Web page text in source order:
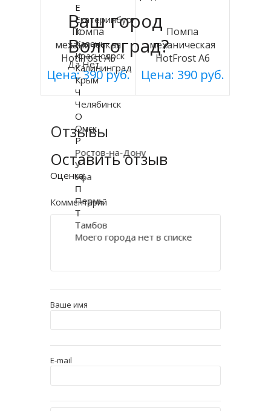
Помпа
механическая
HotFrost A6
(блистер)
Цена: 390 руб.
Помпа
механическая
HotFrost А6
Цена: 390 руб.
Отзывы
Оставить отзыв
Оценка:
Комментарий
Ваше имя
E-mail
Ваш город
Волгоград?
Да Нет
Е
Екатеринбург
К
Казань
Красноярск
Калининград
Крым
Ч
Челябинск
О
Омск
Р
Ростов-на-Дону
У
Уфа
П
Пермь
Т
Тамбов
Моего города нет в списке